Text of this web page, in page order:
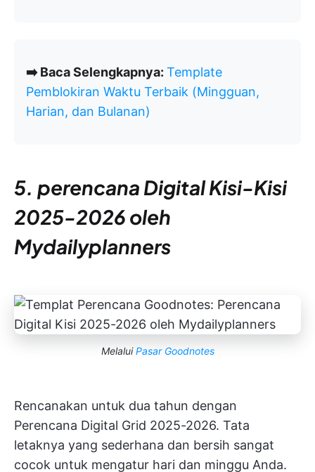
➡️ Baca Selengkapnya: Template
Pemblokiran Waktu Terbaik (Mingguan,
Harian, dan Bulanan)
5. perencana Digital Kisi-Kisi
2025-2026 oleh
Mydailyplanners
Melalui Pasar Goodnotes
Rencanakan untuk dua tahun dengan
Perencana Digital Grid 2025-2026. Tata
letaknya yang sederhana dan bersih sangat
cocok untuk mengatur hari dan minggu Anda.